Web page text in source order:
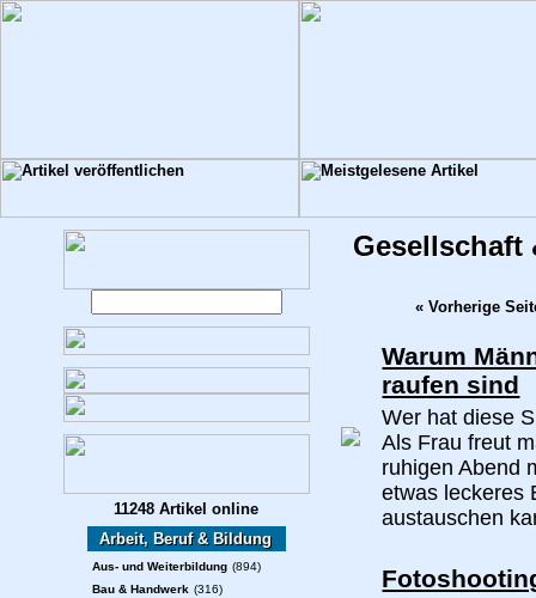
11248 Artikel online
Arbeit, Beruf & Bildung
Aus- und Weiterbildung (894)
Bau & Handwerk (316)
Gesellschaft
« Vorherige
Warum
raufen sind
Wer hat diese
Als Frau freut
ruhigen Abend
etwas leckeres
austauschen